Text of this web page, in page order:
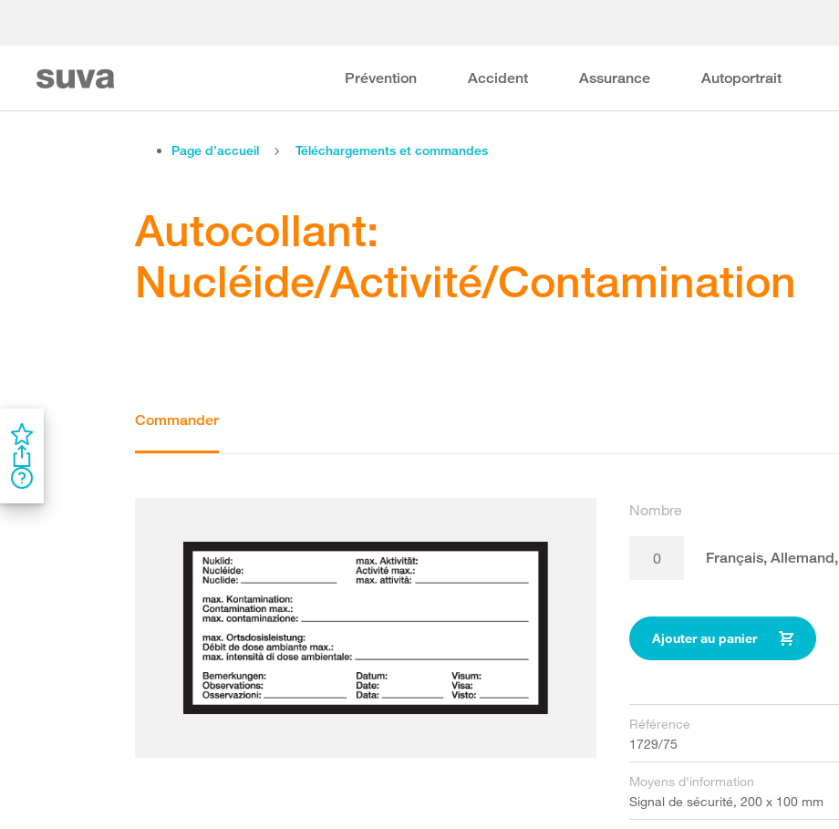
Prévention Accident Assurance Autoportrait
Page d’accueil Téléchargements et commandes
Autocollant:
Nucléide/Activité/Contamination
Commander
Nombre
Français,
Ajouter au panier
Référence
1729/75
Moyens d'information
Signal de sécurité, 200 x 100 mm